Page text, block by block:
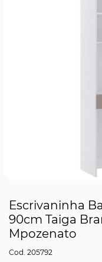
Escrivaninha
90cm Taiga
Mpozenato
205792